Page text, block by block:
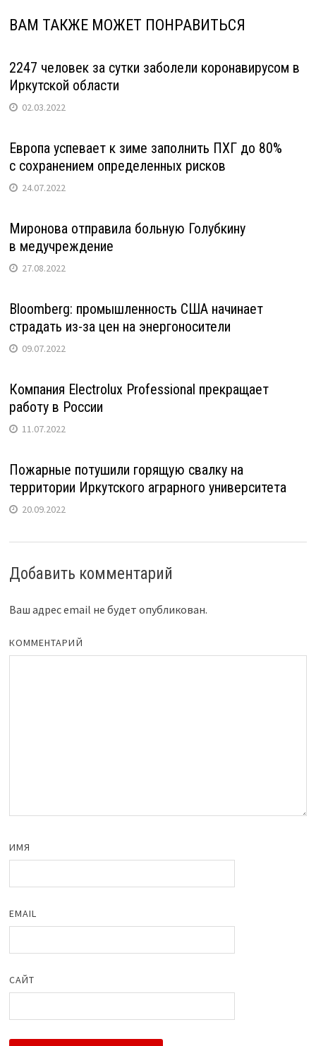
ВАМ ТАКЖЕ МОЖЕТ ПОНРАВИТЬСЯ
2247 человек за сутки заболели коронавирусом в
Иркутской области
02.03.2022
Европа успевает к зиме заполнить ПХГ до 80%
с сохранением определенных рисков
24.07.2022
Миронова отправила больную Голубкину
в медучреждение
27.08.2022
Bloomberg: промышленность США начинает
страдать из-за цен на энергоносители
09.07.2022
Компания Electrolux Professional прекращает
работу в России
11.07.2022
Пожарные потушили горящую свалку на
территории Иркутского аграрного университета
20.09.2022
Добавить комментарий
Ваш адрес email не будет опубликован.
КОММЕНТАРИЙ
ИМЯ
EMAIL
САЙТ